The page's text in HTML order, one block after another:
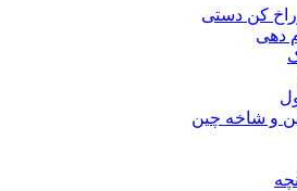
کن دستی
دهی
و شاخه چین